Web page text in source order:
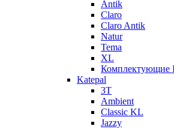
Antik
Claro
Claro Antik
Natur
Tema
XL
Комплектующие
Katepal
3T
Ambient
Classic KL
Jazzy